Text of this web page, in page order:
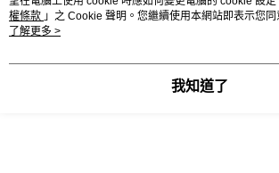
權條款 」之 Cookie 聲明。您繼續使用本網站即表示您
用條款之 Cookie 聲明使用 cookie。
了解更多 >
我知道了